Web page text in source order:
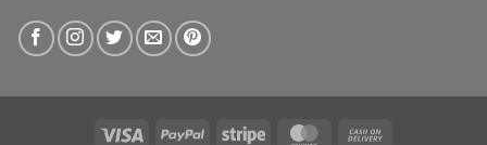
Visa PayPal Stripe MasterCard